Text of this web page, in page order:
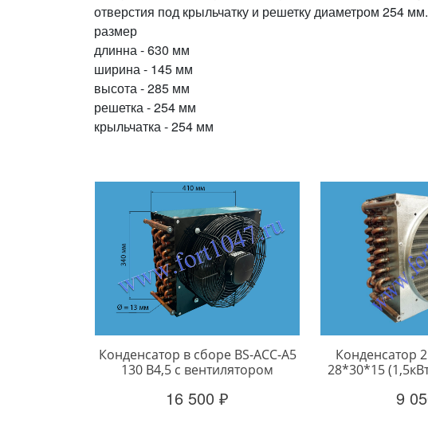
отверстия под крыльчатку и решетку диаметром 254 мм.
размер
длинна - 630 мм
ширина - 145 мм
высота - 285 мм
решетка - 254 мм
крыльчатка - 254 мм
Конденсатор в сборе BS-ACC-A5
130 B4,5 с вентилятором
16 500 ₽
Конденсатор
28*30*15
9